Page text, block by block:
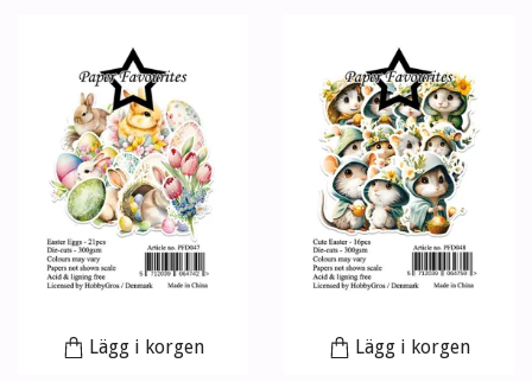
Lägg i korgen Lägg i korgen